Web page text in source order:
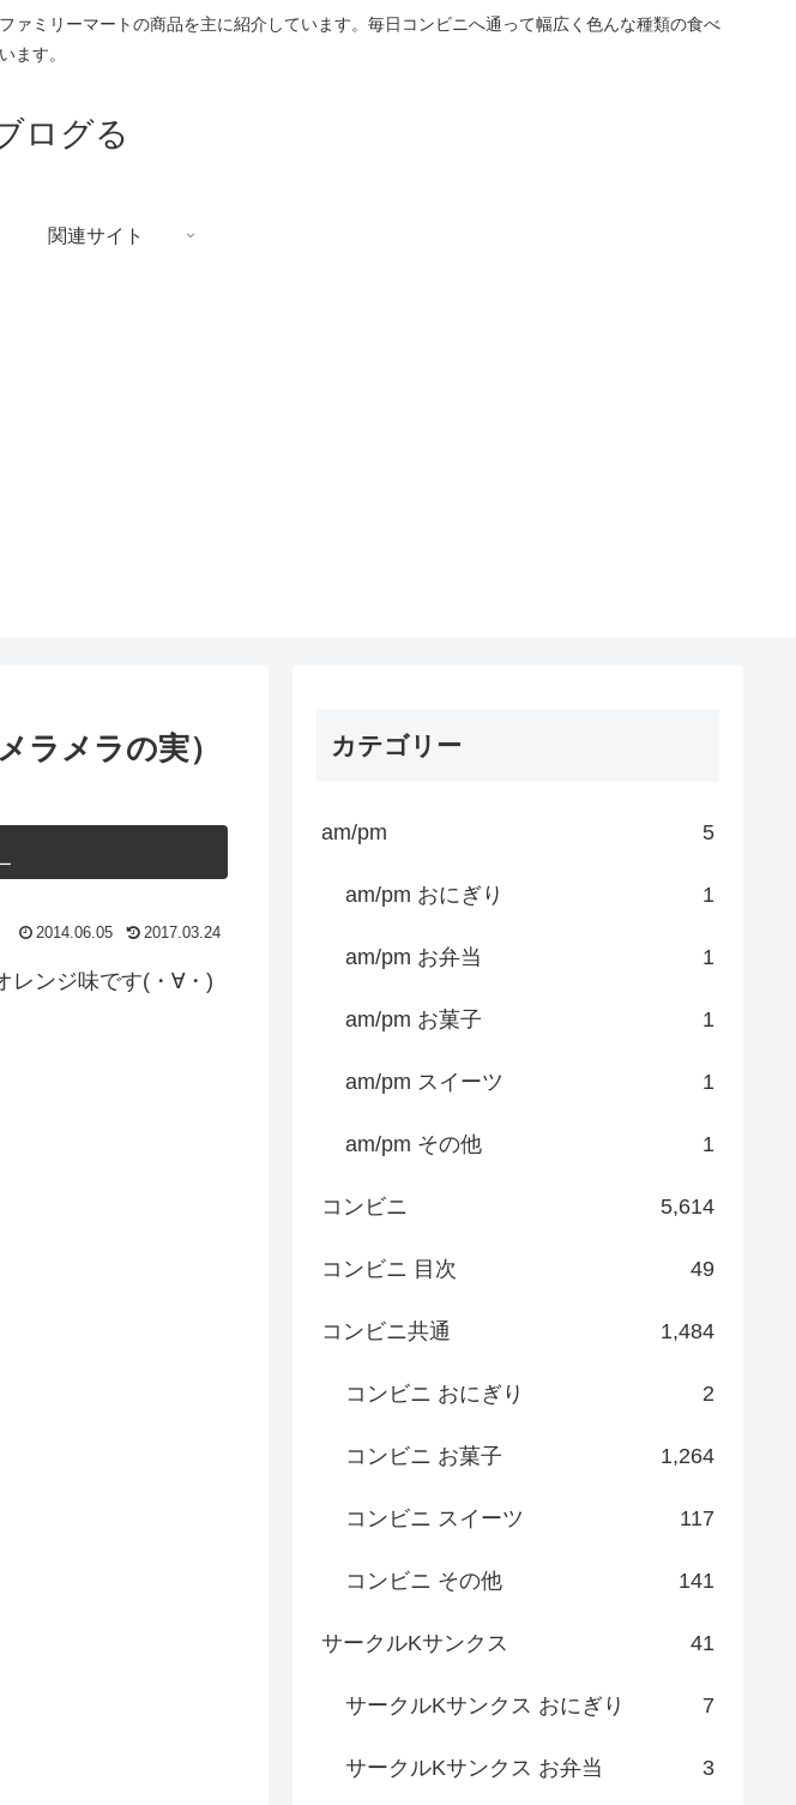
ミリーマートの商品を主に紹介しています。毎日コンビニへ通って幅広く色んな種類の食べ
ます。
ログる
関連サイト
ラメラの実）
2014.06.05 2017.03.24
レンジ味です(・∀・)
カテゴリー
am/pm 5
am/pm おにぎり 1
am/pm お弁当 1
am/pm お菓子 1
am/pm スイーツ 1
am/pm その他 1
コンビニ 5,614
コンビニ 目次 49
コンビニ共通 1,484
コンビニ おにぎり 2
コンビニ お菓子 1,264
コンビニ スイーツ 117
コンビニ その他 141
サークルKサンクス 41
サークルKサンクス おにぎり 7
サークルKサンクス お弁当 3